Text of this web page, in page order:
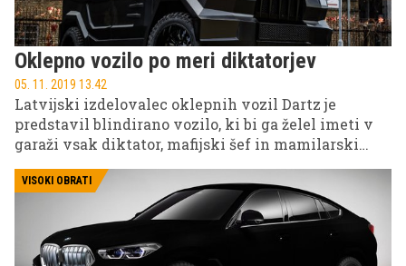
Oklepno vozilo po meri diktatorjev
05. 11. 2019 13.42
Latvijski izdelovalec oklepnih vozil Dartz je
predstavil blindirano vozilo, ki bi ga želel imeti v
garaži vsak diktator, mafijski šef in mamilarski
VISOKI OBRATI